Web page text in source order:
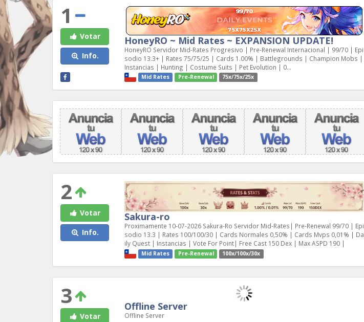
1
Votar
Info.
HoneyRO ~ Mid Rates ~ EXPANSION UPDATE!
HoneyRO Servidor Mid-Rates Progresivo | Pre-Renewal Internacional | 99/70 | Epi
sodio 13.3+ | Rates 75/75/25 | Cards 1.00% | Battlegrounds | Champion Mobs |
Instancias | Hunting | Costume Suits | Pet Evolution | 0...
Mid Rates Pre-Renewal 75x/75x/25x
2
Votar
Info.
Sakura-ro
Proximamente 10-07-2026 Sakura-Ro Servidor Mid-Rates| Pre-Renewal 99/70 | Epi
sodio 13.3 | Rates 100/100/30 | Cards Normales 0,50% | Cards Mvps 0,01% | Da
ily Quest | Instancias | Vote For Point| Free Cast 150 Dex | Max ASPD 190 |
Mid Rates Pre-Renewal 100x/100x/30x
3
Votar
Offline Server
Offline Server